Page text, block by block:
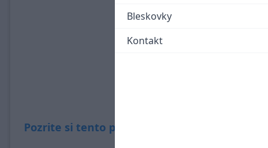
Bleskovky
Kontakt
Pozrite si tento príspevok na Instagrame